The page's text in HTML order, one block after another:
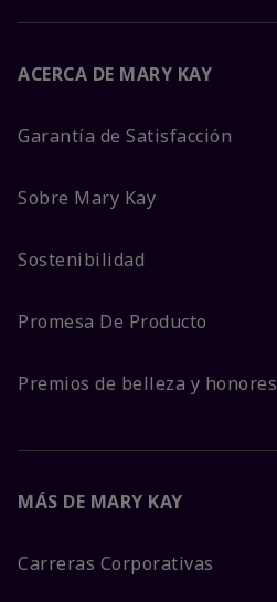
ACERCA DE MARY KAY
Garantía de Satisfacción
Sobre Mary Kay
Sostenibilidad
Promesa De Producto
Premios de belleza y honores
MÁS DE MARY KAY
Carreras Corporativas